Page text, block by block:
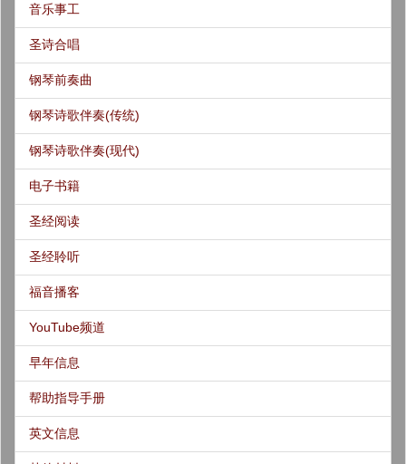
音乐事工
圣诗合唱
钢琴前奏曲
钢琴诗歌伴奏(传统)
钢琴诗歌伴奏(现代)
电子书籍
圣经阅读
圣经聆听
福音播客
YouTube频道
早年信息
帮助指导手册
英文信息